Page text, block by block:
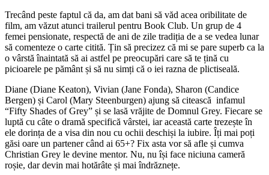
Trecând peste faptul că da, am dat bani să văd acea oribilitate de
film, am văzut atunci trailerul pentru Book Club. Un grup de 4
femei pensionate, respectă de ani de zile tradiția de a se vedea lunar
să comenteze o carte citită. Țin să precizez că mi se pare superb ca la
o vârstă înaintată să ai astfel pe preocupări care să te țină cu
picioarele pe pământ și să nu simți că o iei razna de plictiseală.
Diane (Diane Keaton), Vivian (Jane Fonda), Sharon (Candice
Bergen) și Carol (Mary Steenburgen) ajung să citească infamul
“Fifty Shades of Grey” și se lasă vrăjite de Domnul Grey. Fiecare se
luptă cu câte o dramă specifică vârstei, iar această carte trezește în
ele dorința de a visa din nou cu ochii deschiși la iubire. Îți mai poți
găsi oare un partener când ai 65+? Fix asta vor să afle și cumva
Christian Grey le devine mentor. Nu, nu își face niciuna cameră
roșie, dar devin mai hotărâte și mai îndrăznețe.